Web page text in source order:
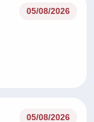
05/08/2026
05/08/2026